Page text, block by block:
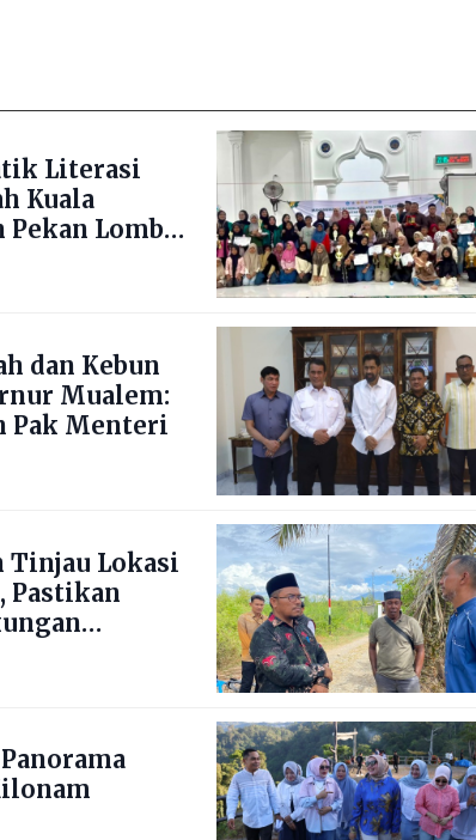
Literasi
Kuala
Pekan Lomba
Blang
dan Kebun
Mualem:
Pak Menteri
Tinjau Lokasi
Pastikan